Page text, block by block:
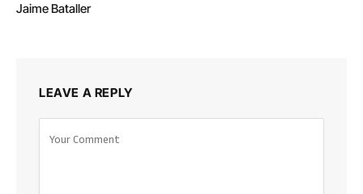
Jaime Bataller
LEAVE A REPLY